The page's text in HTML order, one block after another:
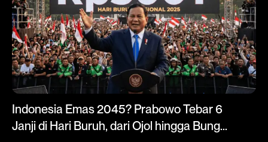
Indonesia Emas 2045? Prabowo Tebar 6
Janji di Hari Buruh, dari Ojol hingga Bunga